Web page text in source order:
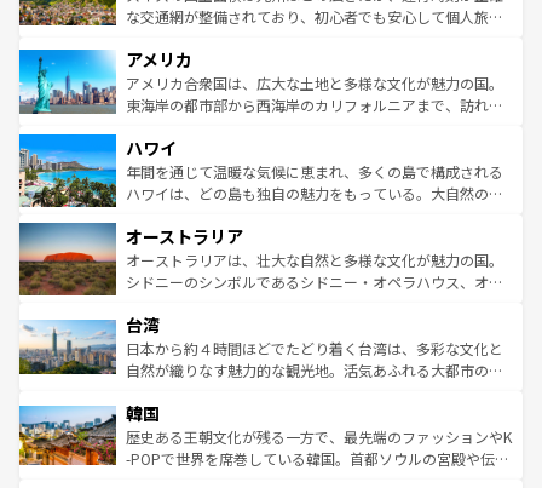
を参照してほしい。
戦など、本場だからこそできる体験も豊富。イギリスを旅
ンツ一覧を参照してほしい。
な交通網が整備されており、初心者でも安心して個人旅行
の建物がそのまま残る町や、スイスならではのユニークな
博物館もあり、アルプス観光だけでなく町歩きも満喫する
ことができる。国民の所得が高いため物価も高いが、旅行
ば市内交通費無料で観光を楽しむこともできる。 なお、新
着のスイス情報はコンテンツ一覧 を参照してほしい。
アメリカ
アメリカ合衆国は、広大な土地と多様な文化が魅力の国。
東海岸の都市部から西海岸のカリフォルニアまで、訪れる
のような巨大都市は、観光、ショッピング、エンターテイ
ンメントが詰まった刺激的なスポットだ。一方、アメリカ
西部には大自然が広がり、グランドキャニオンやイエロー
部のニューオーリンズでは、音楽と美食が融合した独特の
文化が魅力。旅行者はアメリカの各地域で異なる魅力を楽
しみながら、その多様性と豊かな歴史を感じることができ
ならではの贅沢な旅のスタイルだ。 なお、新着のアメリカ
情報はコンテンツ一覧を参照してほしい。
ハワイ
年間を通じて温暖な気候に恵まれ、多くの島で構成される
ハワイは、どの島も独自の魅力をもっている。大自然の神
ワイ島は見逃せない。また、定番の観光地といえばオアフ
島だが、静かな自然を求めるならマウイ島やカウアイ島が
おすすめ。エメラルドグリーンに輝く海をはじめ、豊かな
れるおもてなしの心で訪れる人々を迎えてくれるハワイの
人々、おいしいローカルフードやハワイアンミュージッ
ク、伝統的なフラダンスなど、すべてがハワイの魅力を彩
ワイを、存分に味わってほしい。 なお、新着のハワイ情報
はコンテンツ一覧を参照してほしい。
オーストラリア
オーストラリアは、壮大な自然と多様な文化が魅力の国。
シドニーのシンボルであるシドニー・オペラハウス、オー
リアリーフや大陸中央部にそびえるウルル（エアーズロッ
ク）、タスマニアの美しい原生林やケアンズの熱帯雨林な
ど、見どころがたくさん。また、カフェやワイン、オージ
いる。アクティビティも充実しており、サーフィンやダイ
ビング、ハイキングなど、アウトドア好きにはたまらな
い。オーストラリアの多彩な魅力を存分に味わいつくそ
台湾
日本から約４時間ほどでたどり着く台湾は、多彩な文化と
自然が織りなす魅力的な観光地。活気あふれる大都市の台
ン）、静ひつな山岳地帯である台湾東部など、都市の喧騒
と山間の静けさが共存しており、訪れる人に新しい発見と
驚きをもたらしてくれる。また、奥深い台湾の食文化も魅
韓国
歴史ある王朝文化が残る一方で、最先端のファッションやK
-POPで世界を席巻している韓国。首都ソウルの宮殿や伝統